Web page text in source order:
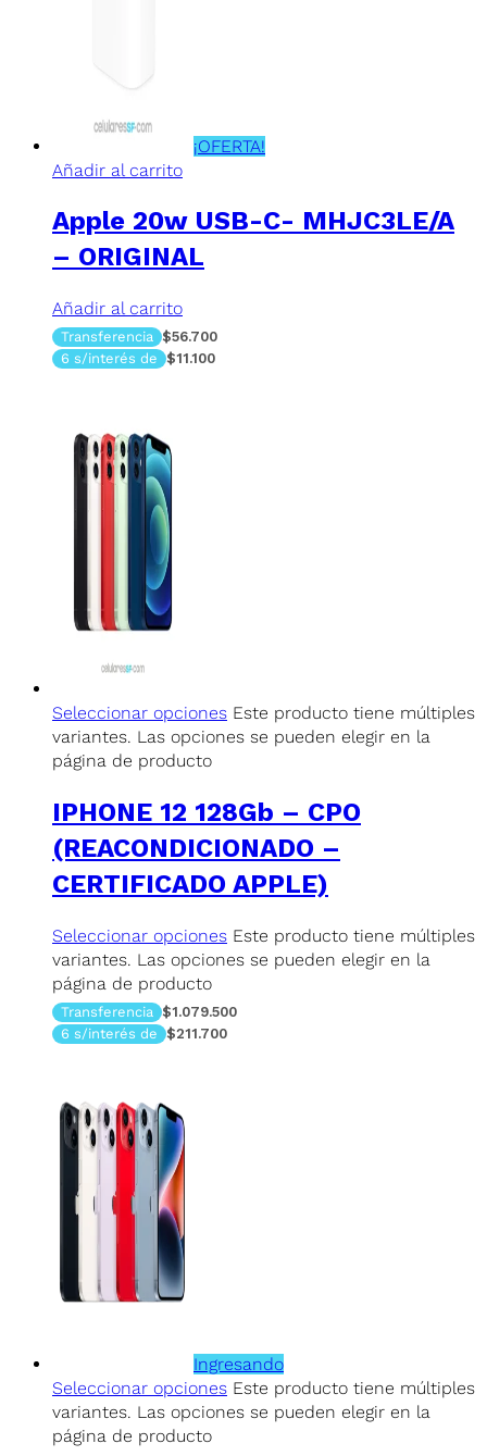
¡OFERTA!
Añadir al carrito
Apple 20w USB-C- MHJC3LE/A
– ORIGINAL
Añadir al carrito
Transferencia $56.700
6 s/interés de $11.100
Seleccionar opciones Este producto tiene múltiples
variantes. Las opciones se pueden elegir en la
página de producto
IPHONE 12 128Gb – CPO
(REACONDICIONADO –
CERTIFICADO APPLE)
Seleccionar opciones Este producto tiene múltiples
variantes. Las opciones se pueden elegir en la
página de producto
Transferencia $1.079.500
6 s/interés de $211.700
Ingresando
Seleccionar opciones Este producto tiene múltiples
variantes. Las opciones se pueden elegir en la
página de producto